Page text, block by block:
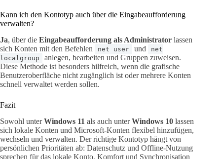
Kann ich den Kontotyp auch über die Eingabeaufforderung
verwalten?
Ja, über die Eingabeaufforderung als Administrator lassen
sich Konten mit den Befehlen
net user und
net
localgroup
anlegen, bearbeiten und Gruppen zuweisen.
Diese Methode ist besonders hilfreich, wenn die grafische
Benutzeroberfläche nicht zugänglich ist oder mehrere Konten
schnell verwaltet werden sollen.
Fazit
Sowohl unterWindows 11 als auch unterWindows 10 lassen
sich lokale Konten und Microsoft-Konten flexibel hinzufügen,
wechseln und verwalten. Der richtige Kontotyp hängt von
persönlichen Prioritäten ab: Datenschutz und Offline-Nutzung
sprechen für das lokale Konto, Komfort und Synchronisation